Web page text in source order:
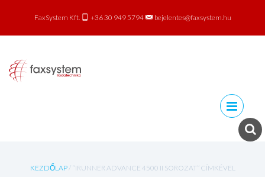
FaxSystem Kft. +36 30 949 5794 bejelentes@faxsystem.hu
Skip to
content
KEZDŐLAP/ “IRUNNER ADVANCE 4500 II SOROZAT” CÍMKÉVEL